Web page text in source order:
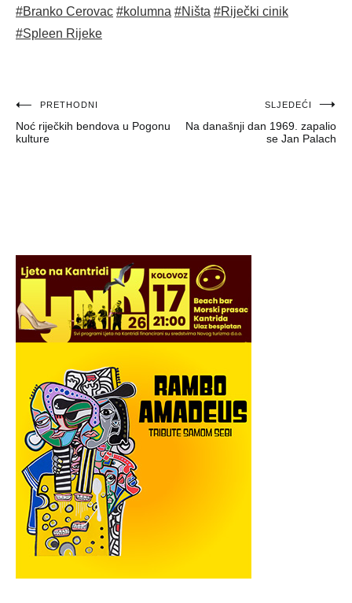
#Branko Cerovac #kolumna #Ništa #Riječki cinik
#Spleen Rijeke
Navigacija
objava
PRETHODNI
Noć riječkih bendova u Pogonu
kulture
SLJEDEĆI
Na današnji dan 1969. zapalio
se Jan Palach